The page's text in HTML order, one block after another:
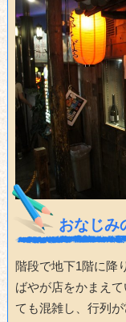
おなじみ
階段で地下1階に降
ばやが店をかまえ
ても混雑し、行列